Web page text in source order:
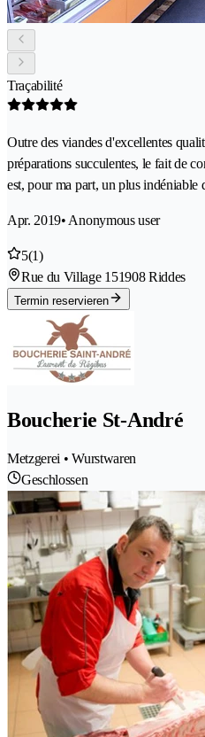
Traçabilité
Outre des viandes d'excellentes
préparations succulentes, le fait de
est, pour ma part, un plus indéniable
Apr. 2019• Anonymous user
5(1)
Rue du Village 151908 Riddes
Termin reservieren
Boucherie St-André
Metzgerei • Wurstwaren
Geschlossen